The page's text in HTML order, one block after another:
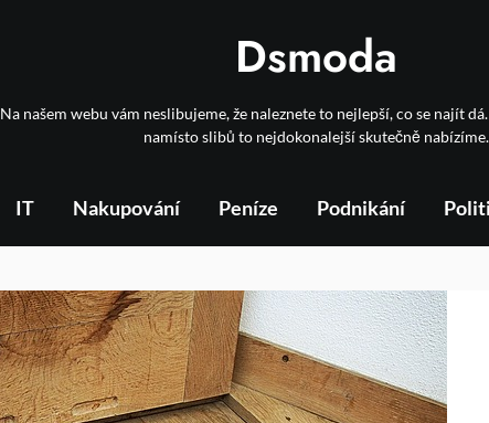
Dsmoda
Na našem webu vám neslibujeme, že naleznete to nejlepší, co se najít
namísto slibů to nejdokonalejší skutečně nabízíme.
IT Nakupování Peníze Podnikání